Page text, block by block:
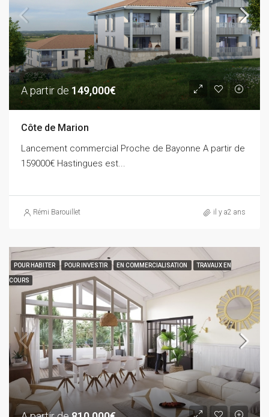
A partir de 149,000€
Côte de Marion
Lancement commercial Proche de Bayonne A partir de
159000€ Hastingues est...
Rémi Barouillet il y a2 ans
POUR HABITER POUR INVESTIR EN COMMERCIALISATION TRAVAUX EN
COURS